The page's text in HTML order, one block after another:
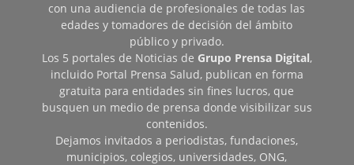
con una audiencia de profesionales de todas las
edades y tomadores de decisión del ámbito
público y privado.
Los 5 portales de Noticias de Grupo Prensa Digital,
incluido Portal Prensa Salud, publican en forma
gratuita para entidades sin fines lucros, que
busquen un medio de prensa donde visibilizar sus
contenidos.
Dejamos invitados a periodistas, fundaciones,
municipios, colegios, universidades, ONG,